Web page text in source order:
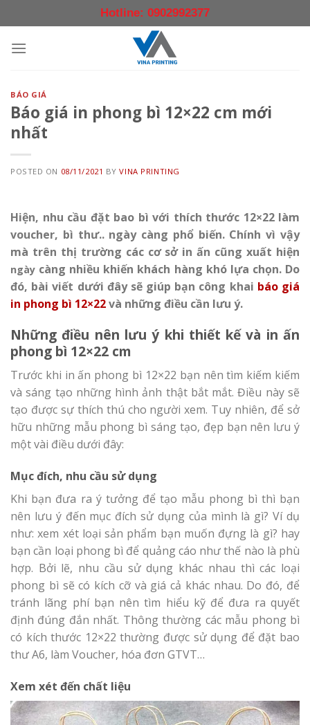
to
content
Hotline: 0902992377
BÁO GIÁ
Báo giá in phong bì 12×22 cm mới
nhất
POSTED ON 08/11/2021 BYVINA PRINTING
Hiện, nhu cầu đặt bao bì với thích thước 12×22 làm
voucher, bì thư.. ngày càng phổ biến. Chính vì vậy
mà trên thị trường các cơ sở in ấn cũng xuất hiện
ngày càng nhiều khiến khách hàng khó lựa chọn. Do
đó, bài viết dưới đây sẽ giúp bạn công khai báo giá
in phong bì 12×22và những điều cần lưu ý.
Những điều nên lưu ý khi thiết kế và in ấn
phong bì 12×22 cm
Trước khi in ấn phong bì 12×22 bạn nên tìm kiếm kiếm
và sáng tạo những hình ảnh thật bắt mắt. Điều này sẽ
tạo được sự thích thú cho người xem. Tuy nhiên, để sở
hữu những mẫu phong bì sáng tạo, đẹp bạn nên lưu ý
một vài điều dưới đây:
Mục đích, nhu cầu sử dụng
Khi bạn đưa ra ý tưởng để tạo mẫu phong bì thì bạn
nên lưu ý đến mục đích sử dụng của mình là gì? Ví dụ
như: xem xét loại sản phẩm bạn muốn đựng là gì? hay
bạn cần loại phong bì để quảng cáo như thế nào là phù
hợp. Bởi lẽ, nhu cầu sử dụng khác nhau thì các loại
phong bì sẽ có kích cỡ và giá cả khác nhau. Do đó, để
tránh lãng phí bạn nên tìm hiểu kỹ để đưa ra quyết
định đúng đắn nhất. Thông thường các mẫu phong bì
có kích thước 12×22 thường được sử dụng để đặt bao
thư A6, làm Voucher, hóa đơn GTVT…
Xem xét đến chất liệu